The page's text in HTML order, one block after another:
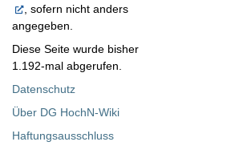
, sofern nicht anders
angegeben.
Diese Seite wurde bisher
1.192-mal abgerufen.
Datenschutz
Über DG HochN-Wiki
Haftungsausschluss